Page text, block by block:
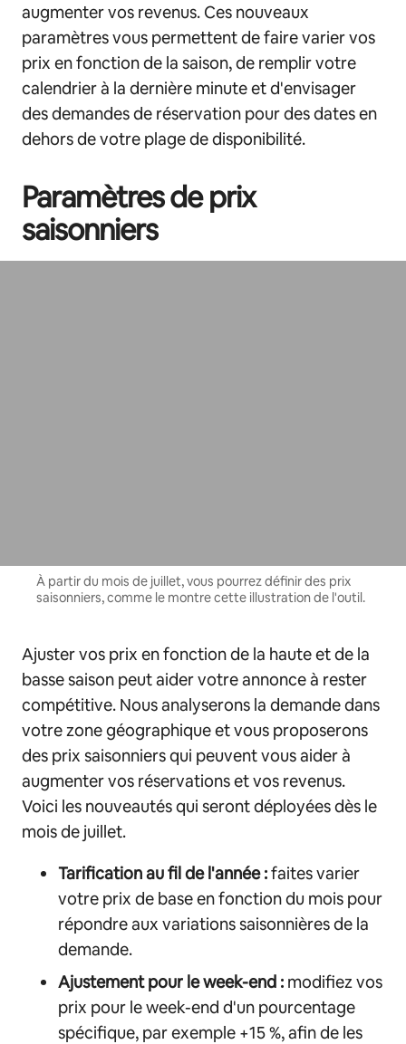
augmenter vos revenus. Ces nouveaux
paramètres vous permettent de faire varier vos
prix en fonction de la saison, de remplir votre
calendrier à la dernière minute et d'envisager
des demandes de réservation pour des dates en
dehors de votre plage de disponibilité.
Paramètres de prix
saisonniers
À partir du mois de juillet, vous pourrez définir des prix
saisonniers, comme le montre cette illustration de l'outil.
Ajuster vos prix en fonction de la haute et de la
basse saison peut aider votre annonce à rester
compétitive. Nous analyserons la demande dans
votre zone géographique et vous proposerons
des prix saisonniers qui peuvent vous aider à
augmenter vos réservations et vos revenus.
Voici les nouveautés qui seront déployées dès le
mois de juillet.
Tarification au fil de l'année :faites varier
votre prix de base en fonction du mois pour
répondre aux variations saisonnières de la
demande.
Ajustement pour le week-end : modifiez vos
prix pour le week-end d'un pourcentage
spécifique, par exemple +15 %, afin de les